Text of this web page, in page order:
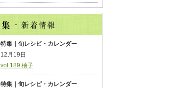
特集｜旬レシピ・カレンダー
12月19日
vol.189 柚子
特集｜旬レシピ・カレンダー